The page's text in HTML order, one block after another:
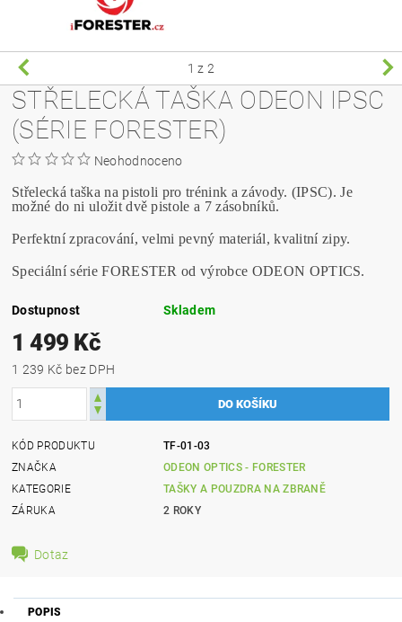
1 z 2
STŘELECKÁ TAŠKA ODEON IPSC
(SÉRIE FORESTER)
Neohodnoceno
Střelecká taška na pistoli pro trénink a závody. (IPSC). Je
možné do ni uložit dvě pistole a 7 zásobníků.
Perfektní zpracování, velmi pevný materiál, kvalitní zipy.
Speciální série FORESTER od výrobce ODEON OPTICS.
Dostupnost Skladem
1 499 Kč
1 239 Kč bez DPH
KÓD PRODUKTU
TF-01-03
ZNAČKA
ODEON OPTICS - FORESTER
KATEGORIE
TAŠKY A POUZDRA NA ZBRANĚ
ZÁRUKA
2 ROKY
Dotaz
POPIS